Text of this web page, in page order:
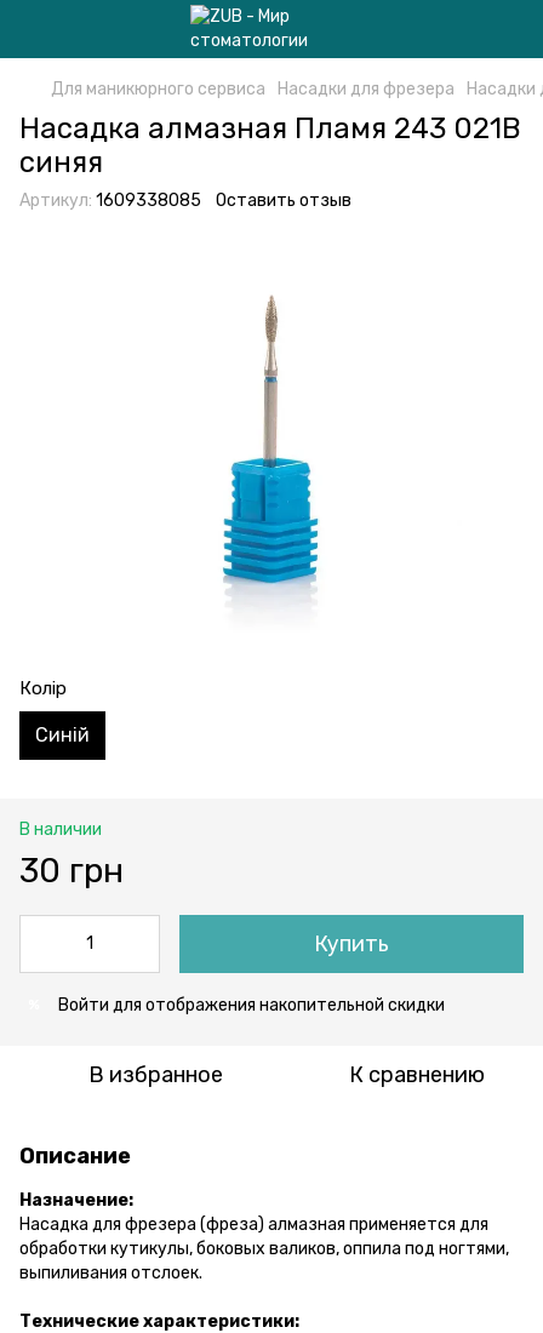
Для маникюрного сервиса Насадки для фрезера Насадки
Насадка алмазная Пламя 243 021B
синяя
Артикул: 1609338085 Оставить отзыв
Колір
Синій
В наличии
30 грн
Купить
Войти для отображения накопительной скидки
В избранное К сравнению
Описание
Назначение:
Насадка для фрезера (фреза) алмазная применяется для
обработки кутикулы, боковых валиков, оппила под ногтями,
выпиливания отслоек.
Технические характеристики: